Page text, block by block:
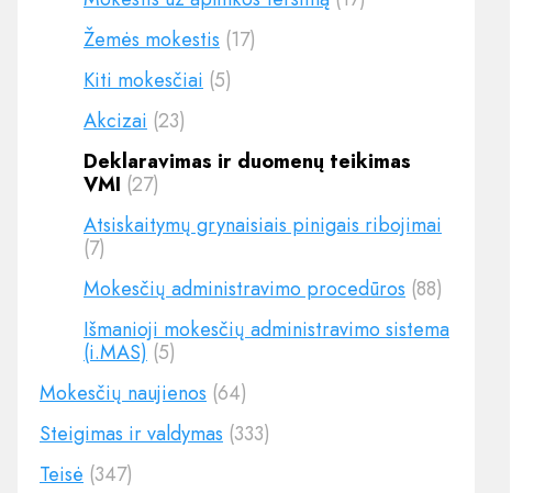
Žemės mokestis (17)
Kiti mokesčiai (5)
Akcizai (23)
Deklaravimas ir duomenų teikimas
VMI (27)
Atsiskaitymų grynaisiais pinigais ribojimai
(7)
Mokesčių administravimo procedūros (88)
Išmanioji mokesčių administravimo sistema
(i.MAS) (5)
Mokesčių naujienos (64)
Steigimas ir valdymas (333)
Teisė (347)